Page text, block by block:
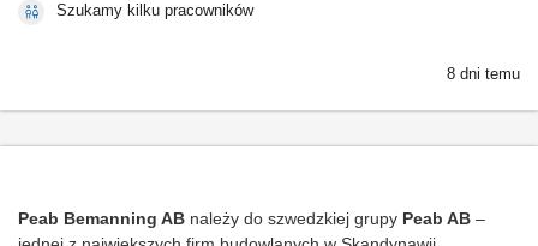
Szukamy kilku pracowników
8 dni temu
Peab Bemanning AB należy do szwedzkiej grupy Peab AB –